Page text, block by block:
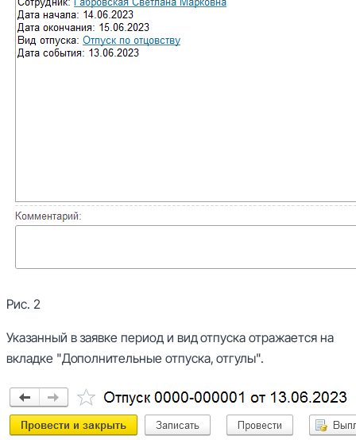
Рис. 2
Указанный в заявке период и вид отпуска отражается на
вкладке "Дополнительные отпуска, отгулы".